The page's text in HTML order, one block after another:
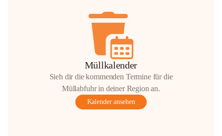
Müllkalender
Sieh dir die kommenden Termine für die
Müllabfuhr in deiner Region an.
Kalender ansehen